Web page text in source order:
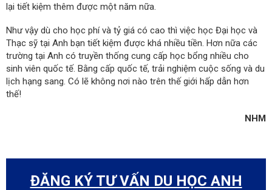
lại tiết kiệm thêm được một năm nữa.
Như vậy dù cho học phí và tỷ giá có cao thì việc học Đại học và
Thạc sỹ tại Anh bạn tiết kiệm được khá nhiều tiền. Hơn nữa các
trường tại Anh có truyền thống cung cấp học bổng nhiều cho
sinh viên quốc tế. Bằng cấp quốc tế, trải nghiệm cuộc sống và du
lịch hạng sang. Có lẽ không nơi nào trên thế giới hấp dẫn hơn
thế!
NHM
ĐĂNG KÝ TƯ VẤN DU HỌC ANH